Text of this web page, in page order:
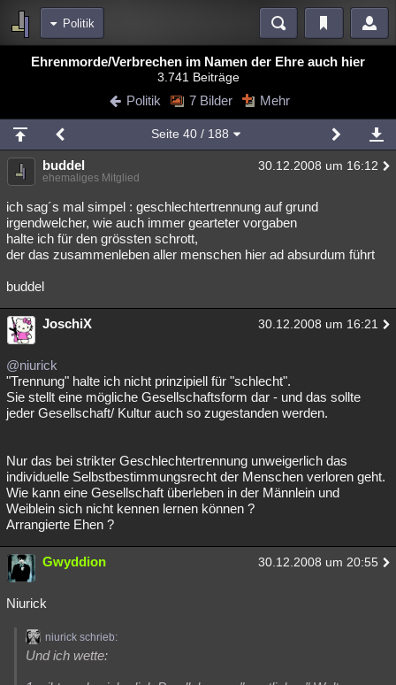
Politik
Bereiche
Blogs Videos
Chat Wiki Neuigkeiten
meine Rubriken
Menschen Mystery Kriminalfälle
Spiritualität Verschwörungen Technologie Ufologie
Natur Umfragen Unterhaltung
Philosophie
Astronomie Gaming Filme
Musik
Übersichten
Besucht Teilgenommen Alle Neue Geschlossen
Ehrenmorde/Verbrechen im Namen der Ehre auch hier
3.741 Beiträge
Politik 7 Bilder Mehr
Seite 40/ 188
buddel 30.12.2008 um 16:12
ehemaliges Mitglied
ich sag´s mal simpel : geschlechtertrennung auf grund
irgendwelcher, wie auch immer gearteter vorgaben
halte ich für den grössten schrott,
der das zusammenleben aller menschen hier ad absurdum führt
buddel
JoschiX 30.12.2008 um 16:21
@niurick
"Trennung" halte ich nicht prinzipiell für "schlecht".
Sie stellt eine mögliche Gesellschaftsform dar - und das sollte
jeder Gesellschaft/ Kultur auch so zugestanden werden.
Nur das bei strikter Geschlechtertrennung unweigerlich das
individuelle Selbstbestimmungsrecht der Menschen verloren geht.
Wie kann eine Gesellschaft überleben in der Männlein und
Weiblein sich nicht kennen lernen können ?
Arrangierte Ehen ?
Gwyddion 30.12.2008 um 20:55
Niurick
niurick schrieb:
Und ich wette: